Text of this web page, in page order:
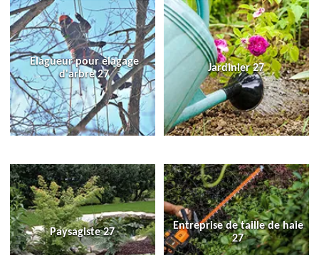
Elagueur pour élagage
d'arbre 27
Jardinier 27
Paysagiste 27
Entreprise de taille de haie
27